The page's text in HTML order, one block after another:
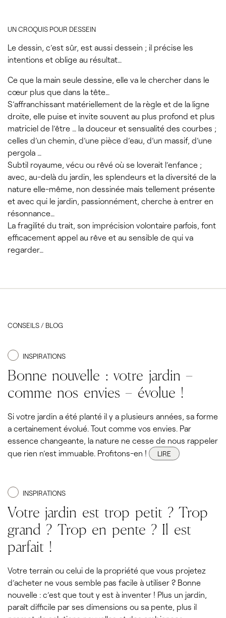
UN CROQUIS POUR DESSEIN
Le dessin, c’est sûr, est aussi dessein ; il précise les
intentions et oblige au résultat…
Ce que la main seule dessine, elle va le chercher dans le
cœur plus que dans la tête…
S’affranchissant matériellement de la règle et de la ligne
droite, elle puise et invite souvent au plus profond et plus
matriciel de l’être … la douceur et sensualité des courbes ;
celles d’un chemin, d’une pièce d’eau, d’un massif, d’une
pergola …
Subtil royaume, vécu ou rêvé où se loverait l’enfance ;
avec, au-delà du jardin, les splendeurs et la diversité de la
nature elle-même, non dessinée mais tellement présente
et avec qui le jardin, passionnément, cherche à entrer en
résonnance…
La fragilité du trait, son imprécision volontaire parfois, font
efficacement appel au rêve et au sensible de qui va
regarder…
CONSEILS / BLOG
INSPIRATIONS
Bonne nouvelle : votre jardin –
comme nos envies – évolue !
Si votre jardin a été planté il y a plusieurs années, sa forme
a certainement évolué. Tout comme vos envies. Par
essence changeante, la nature ne cesse de nous rappeler
que rien n’est immuable. Profitons-en !
LIRE
INSPIRATIONS
Votre jardin est trop petit ? Trop
grand ? Trop en pente ? Il est
parfait !
Votre terrain ou celui de la propriété que vous projetez
d’acheter ne vous semble pas facile à utiliser ? Bonne
nouvelle : c’est que tout y est à inventer ! Plus un jardin,
paraît difficile par ses dimensions ou sa pente, plus il